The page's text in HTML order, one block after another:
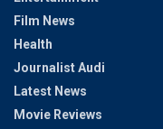
Film News
Health
Journalist Audi
Latest News
Movie Reviews